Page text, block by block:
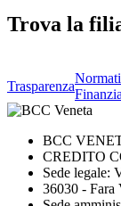
Trova la
Trasparenza
BCC
CREDITO
Sede legale:
36030 -